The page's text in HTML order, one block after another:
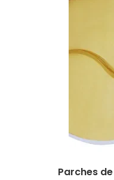
Parches